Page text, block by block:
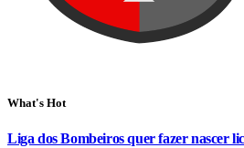
What's Hot
Liga dos Bombeiros quer fazer nascer